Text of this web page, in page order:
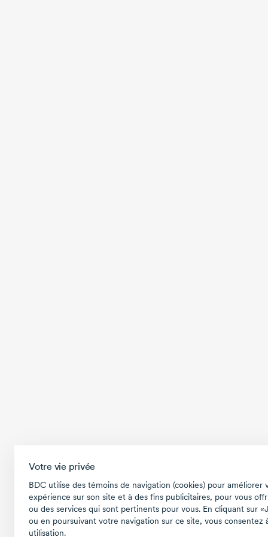
Votre vie privée
BDC utilise des témoins de navigation (cookies) pour améliorer
expérience sur son site et à des fins publicitaires, pour vous
ou des services qui sont pertinents pour vous. En cliquant sur
ou en poursuivant votre navigation sur ce site, vous consentez
utilisation.